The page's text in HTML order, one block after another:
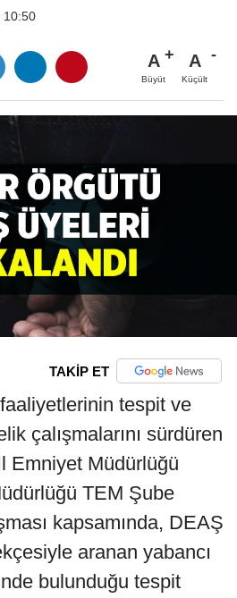
10:50
A
Büyüt
A
Küçült
TAKİP ET
tespit ve
çalışmalarını sürdüren
Emniyet Müdürlüğü
TEM Şube
kapsamında, DEAŞ
aranan yabancı
bulunduğu tespit